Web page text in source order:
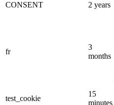
CONSENT 2 years
fr
3
months
test_cookie
15
minutes